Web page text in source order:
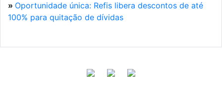
» Oportunidade única: Refis libera descontos de até
100% para quitação de dívidas